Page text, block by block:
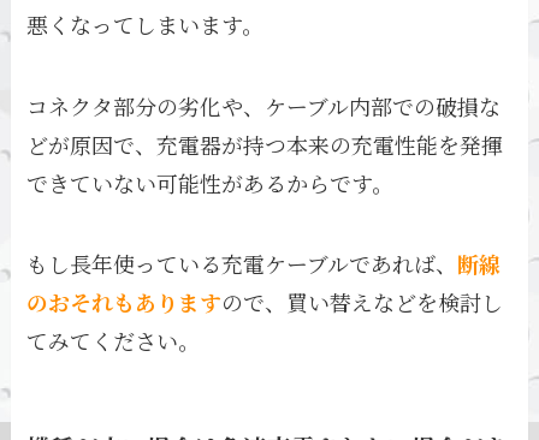
悪くなってしまいます。
コネクタ部分の劣化や、ケーブル内部での破損な
どが原因で、充電器が持つ本来の充電性能を発揮
できていない可能性があるからです。
もし長年使っている充電ケーブルであれば、 断線
のおそれもありますので、買い替えなどを検討し
てみてください。